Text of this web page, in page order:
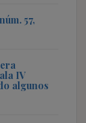
57,
IV
algunos